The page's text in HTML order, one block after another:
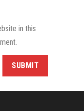
in this